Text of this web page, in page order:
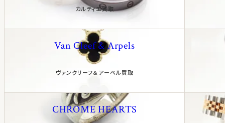
カルティエ買取
Van Cleef & Arpels
ヴァンクリーフ＆アーペル買取
CHROME HEARTS